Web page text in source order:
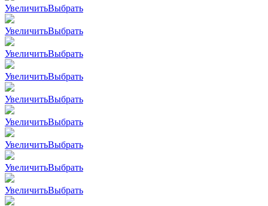
УвеличитьВыбрать
УвеличитьВыбрать
УвеличитьВыбрать
УвеличитьВыбрать
УвеличитьВыбрать
УвеличитьВыбрать
УвеличитьВыбрать
УвеличитьВыбрать
УвеличитьВыбрать